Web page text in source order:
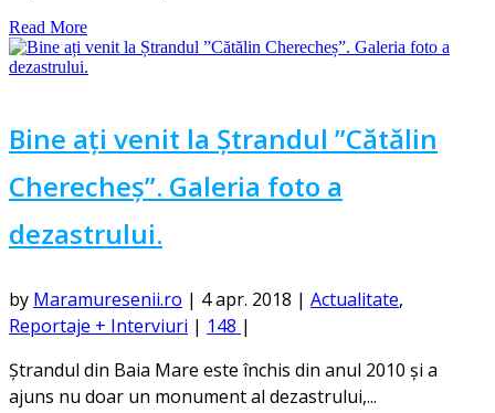
Read More
Bine ați venit la Ștrandul ”Cătălin
Cherecheș”. Galeria foto a
dezastrului.
by Maramuresenii.ro | 4 apr. 2018 | Actualitate,
Reportaje + Interviuri | 148 |
Ștrandul din Baia Mare este închis din anul 2010 și a
ajuns nu doar un monument al dezastrului,...